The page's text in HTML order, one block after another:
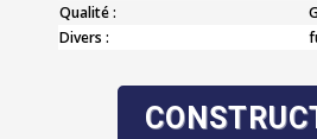
Qualité :
Divers :